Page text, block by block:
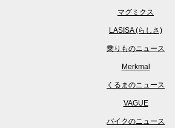
マグミクス
LASISA (らしさ)
乗りものニュース
Merkmal
くるまのニュース
VAGUE
バイクのニュース